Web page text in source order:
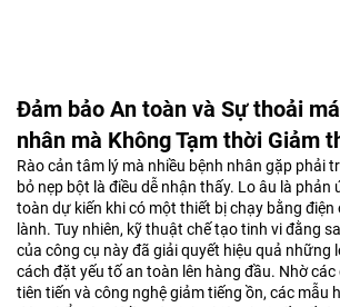
Đảm bảo An toàn và Sự thoải
nhân mà Không Tạm thời Giảm
Rào cản tâm lý mà nhiều bệnh nhân gặp phải
bỏ nẹp bột là điều dễ nhận thấy. Lo âu là phản
toàn dự kiến khi có một thiết bị chạy bằng điện
lành. Tuy nhiên, kỹ thuật chế tạo tinh vi đằng
của công cụ này đã giải quyết hiệu quả những
cách đặt yếu tố an toàn lên hàng đầu. Nhờ các
tiên tiến và công nghệ giảm tiếng ồn, các mẫu